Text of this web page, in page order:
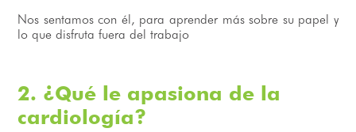
Nos sentamos con él, para aprender más sobre su papel y
lo que disfruta fuera del trabajo
2. ¿Qué le apasiona de la
cardiología?